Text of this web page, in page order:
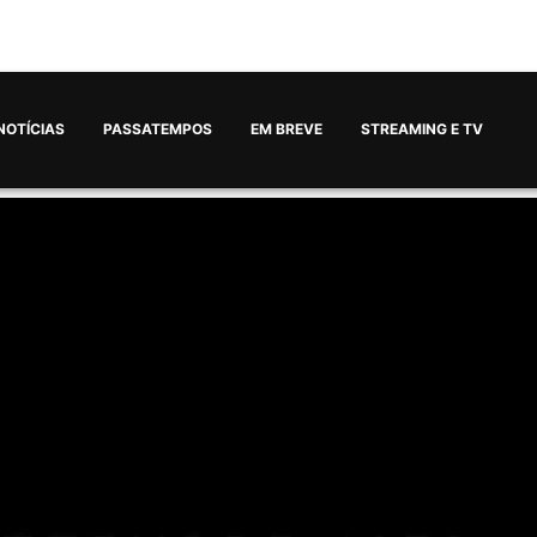
PASSATEMPOS EM BREVE STREAMING E TV